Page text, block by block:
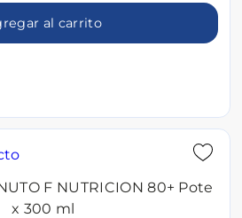
al carrito
F NUTRICION 80+ Pote
x 300 ml